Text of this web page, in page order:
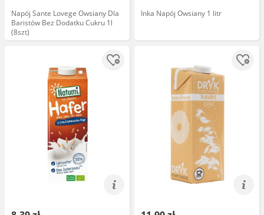
Napój Sante Lovege Owsiany Dla
Baristów Bez Dodatku Cukru 1l
(8szt)
Inka Napój Owsiany 1 litr